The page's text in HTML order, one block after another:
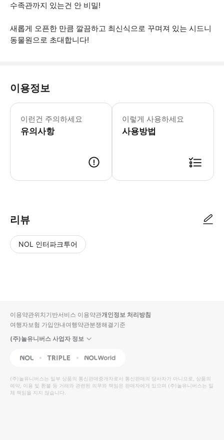
수족관까지 있는건 안 비밀!
새롭게 오픈한 만큼 깔끔하고 최신식으로 꾸며져 있는 시드니
동물원으로 초대합니다!
이용정보
이런건 주의하세요
유의사항
[주의 사항] - 여행자 보험은 개별적
이렇게 사용하세요
사용방법
리뷰
NOL 인터파크투어
입니
다.
높
은
순
동
영
상
순
상
이용약관위치기반서비스 이용약관개인정보 처리방침
여행자보험 가입안내여행약관분쟁해결기준
(주)놀유니버스 사업자 정보
NOL Triple Interpark Global
(주)놀유니버스는 일부 상품의 통신판매중개자로서 통신판매의 당사자가 아니므로, 상품의
예약, 이용 및 환불 등 거래와 관련된 의무와 책임은 판매자에게 있으며 (주)놀유니버스는 일
체 책임을 지지 않습니다.